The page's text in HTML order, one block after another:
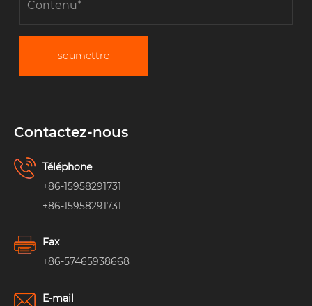
soumettre
Contactez-nous
Téléphone
+86-15958291731
+86-15958291731
Fax
+86-57465938668
E-mail